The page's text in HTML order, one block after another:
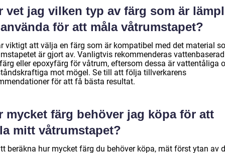
vet jag vilken typ av färg som är
för att måla våtrumstapet?
viktigt att välja en färg som är kompatibel med det material
är gjort av. Vanligtvis rekommenderas vattenbaserad
eller epoxyfärg för våtrum, eftersom dessa är vattentåliga
mot mögel. Se till att följa tillverkarens
för att få bästa resultat.
mycket färg behöver jag köpa för att
mitt våtrumstapet?
beräkna hur mycket färg du behöver köpa, mät först ytan av